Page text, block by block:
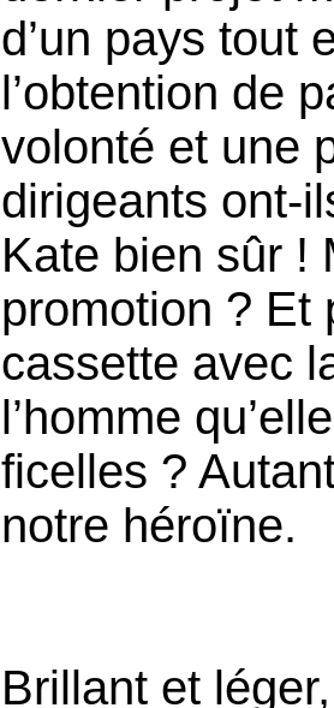
d’un pays tout
l’obtention de
volonté et une
dirigeants ont-
Kate bien sûr !
promotion ? Et
cassette avec
l’homme
ficelles ?
notre héroïne.
Brillant et